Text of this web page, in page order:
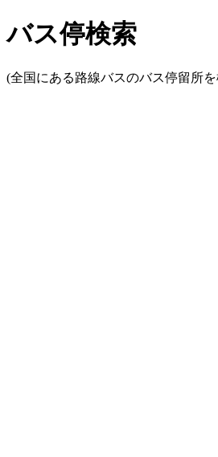
バス停検索
(全国にある路線バスのバス停留所